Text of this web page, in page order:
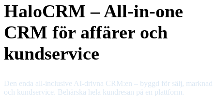
HaloCRM – All-in-one
CRM för affärer och
kundservice
Den enda all-inclusive AI-drivna CRM:en – byggd för sälj, marknad
och kundservice. Behärska hela kundresan på en plattform.